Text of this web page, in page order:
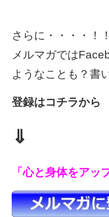
さらに・・・・
メルマガでは
ようなことも？書
登録はコチラから
⇓
「心と身体をア